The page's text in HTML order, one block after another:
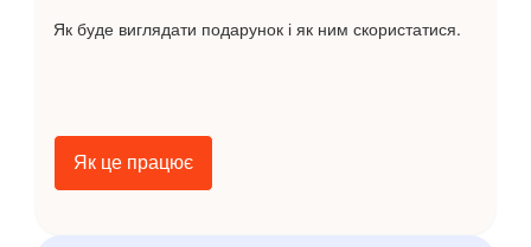
Як буде виглядати подарунок і як ним скористатися.
Як це працює